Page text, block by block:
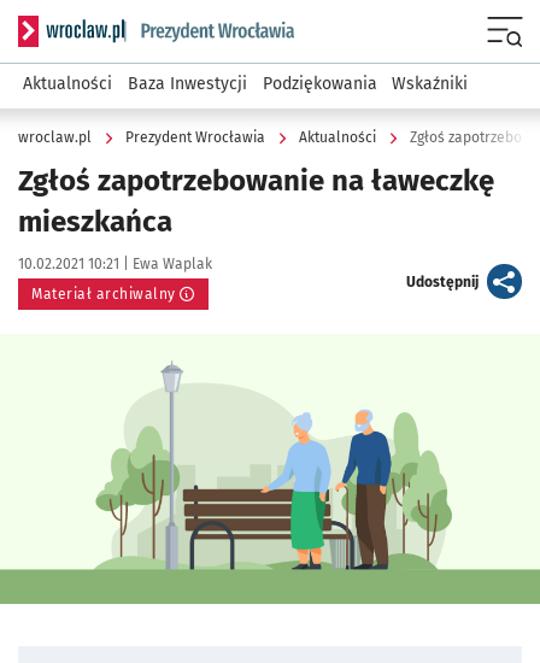
Serwis informacyjny wroclaw.pl podserwis: Prezydent
Aktualności Baza Inwestycji Podziękowania Wskaźniki
wroclaw.pl Prezydent Wrocławia Aktualności Zgłoś
Zgłoś zapotrzebowanie na ławeczkę
mieszkańca
Data publikacji:
10.02.2021 10:21 | Autor:
Ewa Waplak
Materiał archiwalny
Udostępnijartykuł